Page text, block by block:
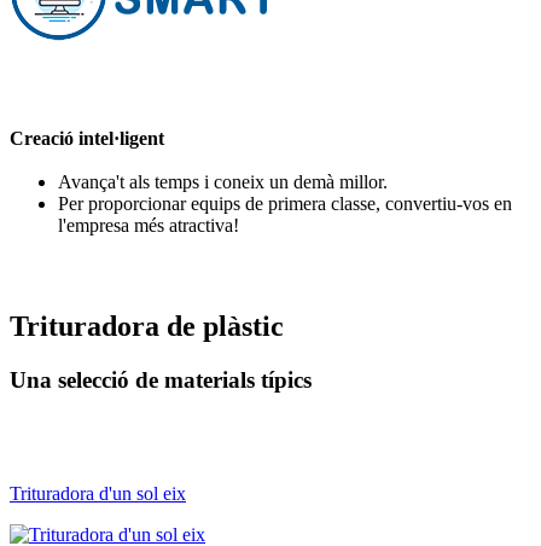
Creació intel·ligent
Avança't als temps i coneix un demà millor.
Per proporcionar equips de primera classe, convertiu-vos en
l'empresa més atractiva!
Trituradora de plàstic
Una selecció de materials típics
Trituradora d'un sol eix